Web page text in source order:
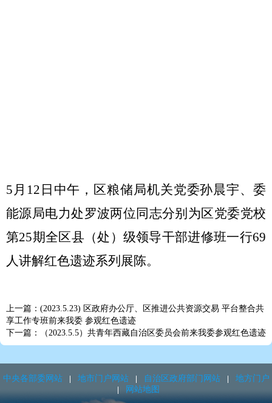
5月12日中午，区粮储局机关党委孙晨宇、委
能源局电力处罗波两位同志分别为区党委党校
第25期全区县（处）级领导干部进修班一行69
人讲解红色遗迹系列展陈。
上一篇：(2023.5.23) 区政府办公厅、区推进公共资源交易 平台整合共
享工作专班前来我委 参观红色遗迹
下一篇：（2023.5.5）共青年西藏自治区委员会前来我委参观红色遗迹
中央各部委网站 地市门户网站 自治区政府部门网站
地方门户
网站地图